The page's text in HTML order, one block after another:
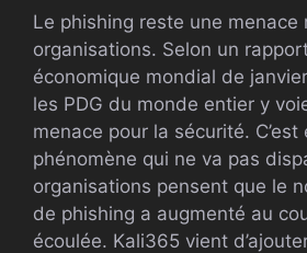
Le phishing reste une menace
organisations. Selon un
économique mondial de
les PDG du monde entier y
menace pour la sécurité.
phénomène qui ne va pas
organisations pensent que le
de phishing a augmenté au
écoulée. Kali365 vient